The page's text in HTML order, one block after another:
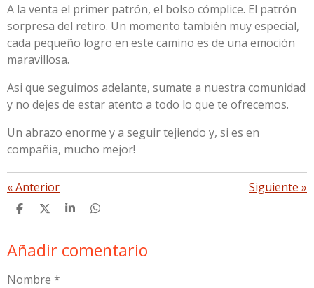
A la venta el primer patrón, el bolso cómplice. El patrón
sorpresa del retiro. Un momento también muy especial,
cada pequeño logro en este camino es de una emoción
maravillosa.
Asi que seguimos adelante, sumate a nuestra comunidad
y no dejes de estar atento a todo lo que te ofrecemos.
Un abrazo enorme y a seguir tejiendo y, si es en
compañia, mucho mejor!
«Anterior Siguiente »
C
p
a
t
C
p
a
t
C
p
a
C
p
a
Añadir comentario
Nombre *